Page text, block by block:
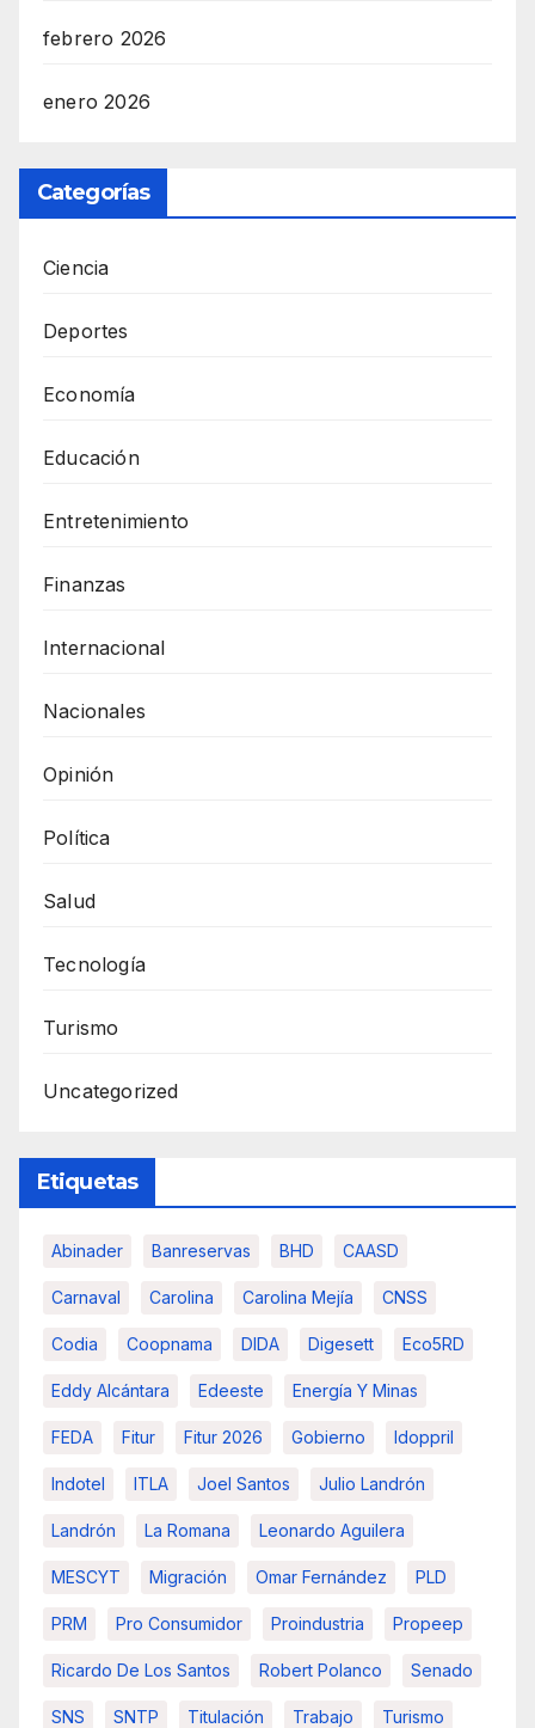
febrero 2026
enero 2026
Categorías
Ciencia
Deportes
Economía
Educación
Entretenimiento
Finanzas
Internacional
Nacionales
Opinión
Política
Salud
Tecnología
Turismo
Uncategorized
Etiquetas
Abinader Banreservas BHD CAASD
Carnaval Carolina Carolina Mejía CNSS
Codia Coopnama DIDA Digesett Eco5RD
Eddy Alcántara Edeeste Energía Y Minas
FEDA Fitur Fitur 2026 Gobierno Idoppril
Indotel ITLA Joel Santos Julio Landrón
Landrón La Romana Leonardo Aguilera
MESCYT Migración Omar Fernández PLD
PRM Pro Consumidor Proindustria Propeep
Ricardo De Los Santos Robert Polanco Senado
SNS SNTP Titulación Trabajo Turismo